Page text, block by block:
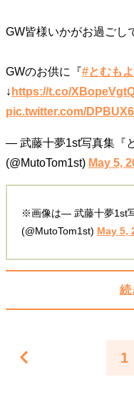
トップが描く未来
40代からの景色
病が教えてくれたこと
私を彩るエッセンス
70代のグランドデザイン
GW皆様いかがお過ごし
GWのお供に『#とむも
↓ https://t.co/
pic.twitter.com/
— 武藤十夢1st写真集『
(@MutoTom1st) May 5,
※画像は— 武藤十夢1st
(@MutoTom1st) May 5,
続
1